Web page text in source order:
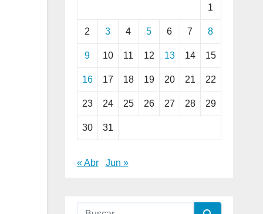
1
2 3 4 5 6 7 8
9 10 11 12 13 14 15
16 17 18 19 20 21 22
23 24 25 26 27 28 29
30 31
« Abr Jun »